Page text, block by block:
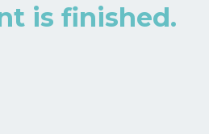
is finished.